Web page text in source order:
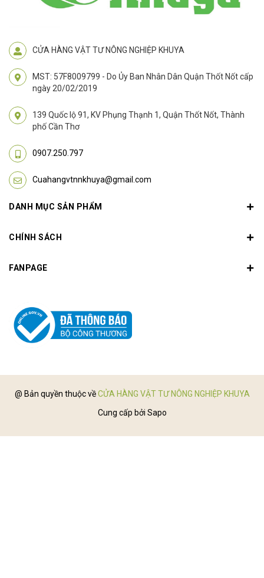
CỬA HÀNG VẬT TƯ NÔNG NGHIỆP KHUYA
MST: 57F8009799 - Do Ủy Ban Nhân Dân Quận Thốt Nốt cấp
ngày 20/02/2019
139 Quốc lộ 91, KV Phụng Thạnh 1, Quận Thốt Nốt, Thành
phố Cần Thơ
0907.250.797
Cuahangvtnnkhuya@gmail.com
DANH MỤC SẢN PHẨM
CHÍNH SÁCH
FANPAGE
@ Bản quyền thuộc vềCỬA HÀNG VẬT TƯ NÔNG NGHIỆP KHUYA
Cung cấp bởi Sapo